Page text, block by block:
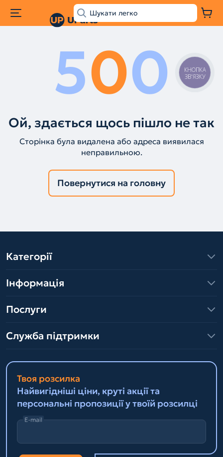
500
Ой, здається щось пішло не так
Сторінка була видалена або адреса виявилася
неправильною.
Повернутися на головну
Категорії
Інформація
Послуги
Служба підтримки
Твоя розсилка
Найвигідніші ціни, круті акції та
персональні пропозиції у твоїй розсилці
E-mail
КНОПКА
ЗВ'ЯЗКУ